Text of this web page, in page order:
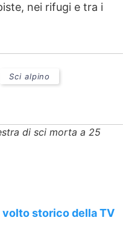
nei rifugi e tra i
Sci alpino
di sci morta a 25
volto storico della TV